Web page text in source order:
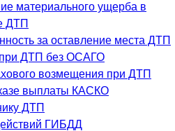
материального ущерба в
ДТП
за оставление места ДТП
ДТП без ОСАГО
возмещения при ДТП
выплаты КАСКО
ДТП
ГИБДД